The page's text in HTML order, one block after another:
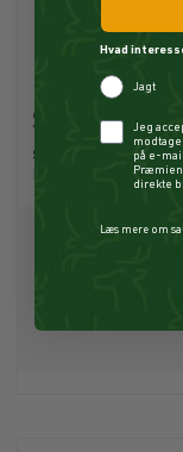
Sauer
Sauer
Hvad
Jagt
Checkbox
Jeg
på e-
direkte
Læs mere om